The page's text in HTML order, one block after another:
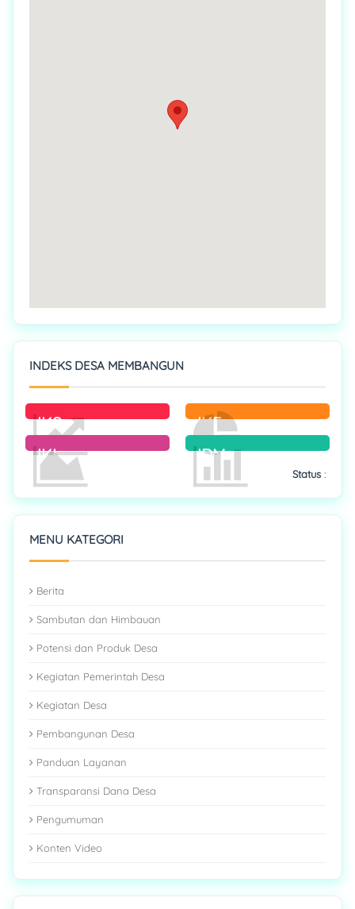
INDEKS DESA MEMBANGUN
IKS
IKE
IKL
IDM
Status :
MENU KATEGORI
Berita
Sambutan dan Himbauan
Potensi dan Produk Desa
Kegiatan Pemerintah Desa
Kegiatan Desa
Pembangunan Desa
Panduan Layanan
Transparansi Dana Desa
Pengumuman
Konten Video